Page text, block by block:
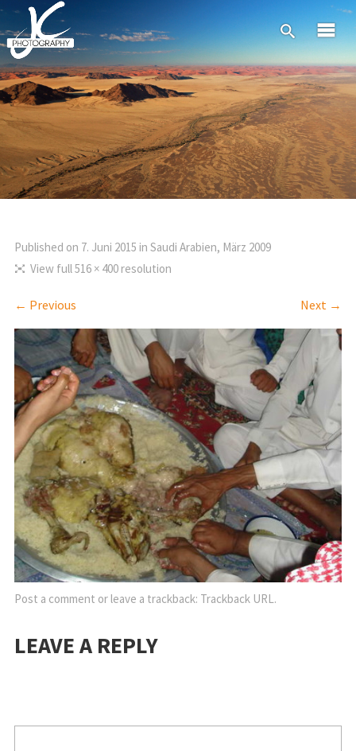
Published on 7. Juni 2015 in Saudi Arabien, März 2009
View full 516 × 400 resolution
← Previous Next →
Post a comment or leave a trackback: Trackback URL.
LEAVE A REPLY